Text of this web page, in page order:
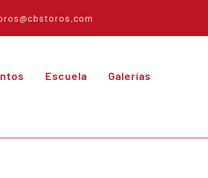
Escuela Galerías